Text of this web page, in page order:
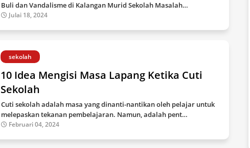
Buli dan Vandalisme di Kalangan Murid Sekolah Masalah…
Julai 18, 2024
sekolah
10 Idea Mengisi Masa Lapang Ketika Cuti
Sekolah
Cuti sekolah adalah masa yang dinanti-nantikan oleh pelajar untuk
melepaskan tekanan pembelajaran. Namun, adalah pent…
Februari 04, 2024